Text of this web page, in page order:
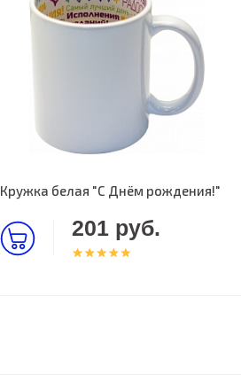
Кружка белая "С Днём рождения!"
201 руб.